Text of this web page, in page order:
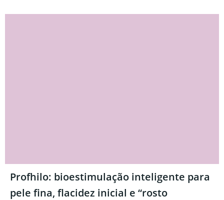
Profhilo: bioestimulação inteligente para
pele fina, flacidez inicial e “rosto